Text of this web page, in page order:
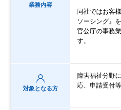
業務内容
同社ではお客
ソーシング』
官公庁の事務
す。
対象となる方
障害福祉分野
応、申請受付